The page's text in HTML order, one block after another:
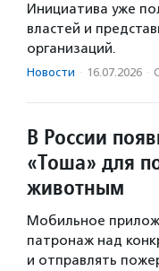
Инициатива уже
властей и
организаций.
Новости · 16.07.2026 ·
В России
«Тоша» для
животным
Мобильное
патронаж над
и отправлять